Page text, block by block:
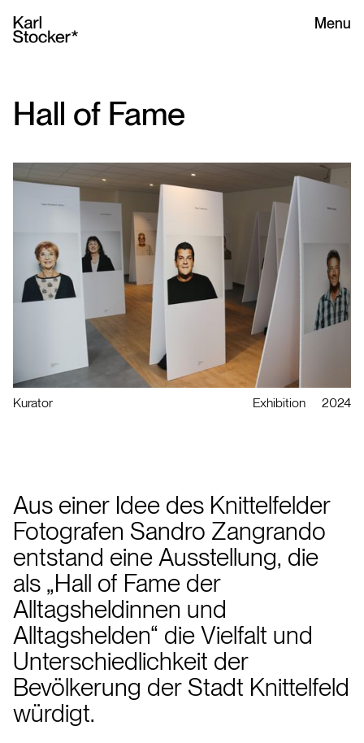
Menu
Hall of Fame
Exhibition 2024
Kurator
Aus einer Idee des Knittelfelder
Fotografen Sandro Zangrando
entstand eine Ausstellung, die
als „Hall of Fame der
Alltagsheldinnen und
Alltagshelden“ die Vielfalt und
Unterschiedlichkeit der
Bevölkerung der Stadt Knittelfeld
würdigt.